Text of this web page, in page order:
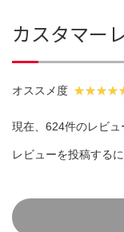
カスタマー
オススメ度
現在、624件のレビュ
レビューを投稿する